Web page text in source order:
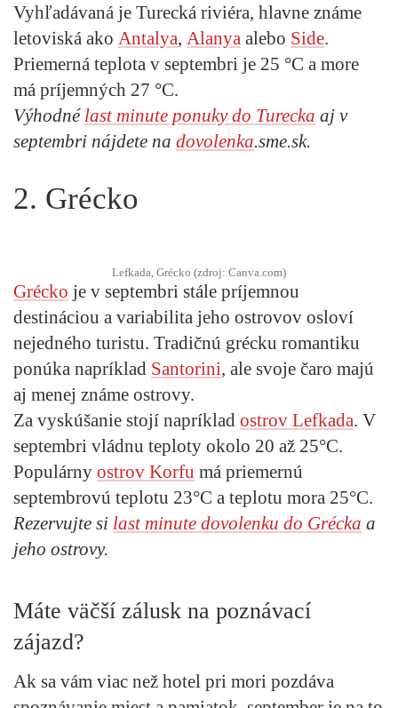
Vyhľadávaná je Turecká riviéra, hlavne známe
letoviská ako Antalya, Alanya alebo Side.
Priemerná teplota v septembri je 25 °C a more
má príjemných 27 °C.
Výhodné last minute ponukydo Turecka aj v
septembri nájdete na dovolenka.sme.sk.
2. Grécko
Lefkada, Grécko (zdroj: Canva.com)
Grécko je v septembri stále príjemnou
destináciou a variabilita jeho ostrovov osloví
nejedného turistu. Tradičnú grécku romantiku
ponúka napríklad Santorini, ale svoje čaro majú
aj menej známe ostrovy.
Za vyskúšanie stojí napríklad ostrov Lefkada. V
septembri vládnu teploty okolo 20 až 25°C.
Populárny ostrov Korfu má priemernú
septembrovú teplotu 23°C a teplotu mora 25°C.
Rezervujte si last minute dovolenku do Grécka a
jeho ostrovy.
Máte väčší zálusk na poznávací
zájazd?
Ak sa vám viac než hotel pri mori pozdáva